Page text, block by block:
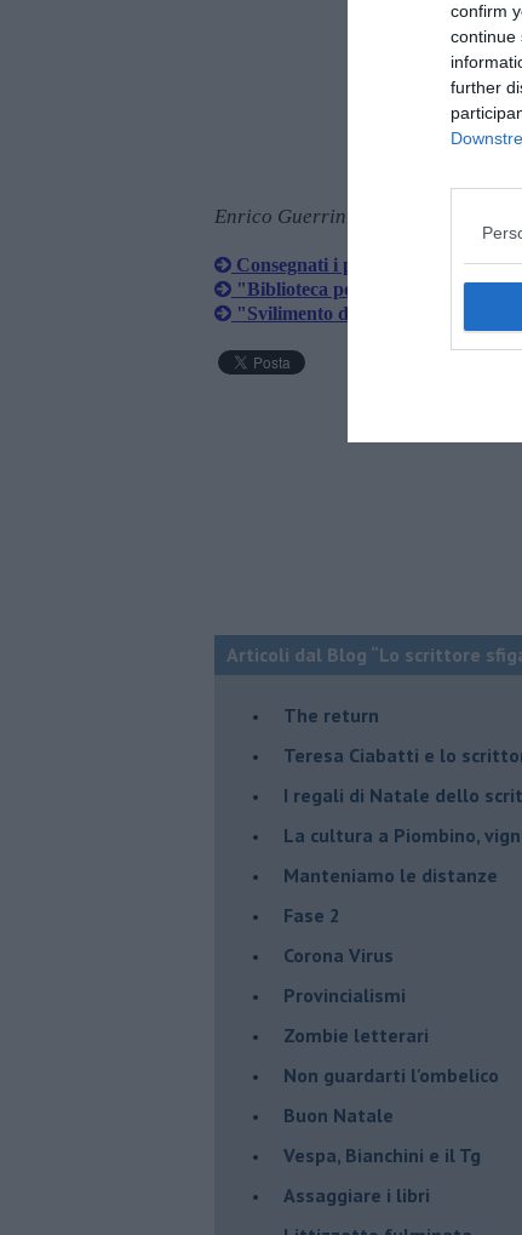
confirm
continue
further
Enrico Guerrini e Gordiano Lupi
Consegnati i premi Zelli e
"Biblioteca polo di cultura e di
"Svilimento del merito e del
Articoli dal Blog “Lo scrittore
The return
Teresa Ciabatti e lo
I regali di Natale dello
La cultura a Piombino,
Manteniamo le distanze
Fase 2
Corona Virus
Provincialismi
Zombie letterari
Non guardarti l'ombelico
Buon Natale
Vespa, Bianchini e il Tg
Assaggiare i libri